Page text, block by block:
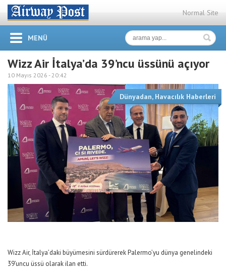
Normal Site
MENÜ
Wizz Air İtalya’da 39’ncu üssünü açıyor
10 Mayıs 2026 -20:42
Dünyadan, Havacılık Haberleri
Wizz Air, İtalya’daki büyümesini sürdürerek Palermo’yu dünya genelindeki
39’uncu üssü olarak ilan etti.